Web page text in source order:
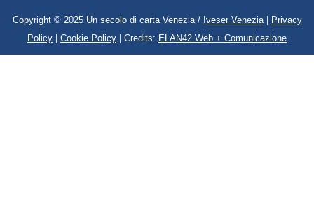
Copyright © 2025 Un secolo di carta Venezia / Iveser Venezia|
Privacy
Policy
Cookie Policy | Credits: ELAN42 Web + Comunicazione